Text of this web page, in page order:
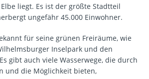
liegt. Es ist der größte Stadtteil
ungefähr 45.000 Einwohner.
für seine grünen Freiräume, wie
Inselpark und den
gibt auch viele Wasserwege, die durch
und die Möglichkeit bieten,